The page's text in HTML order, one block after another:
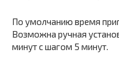
По умолчанию время
Возможна ручная
минут с шагом 5 минут.